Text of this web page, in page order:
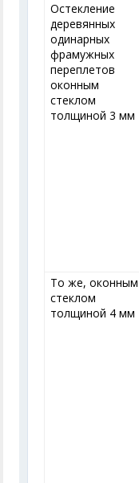
Остекление
деревянных
одинарных
фрамужных
переплетов
оконным
стеклом
толщиной 3 мм
То же, оконным
стеклом
толщиной 4 мм